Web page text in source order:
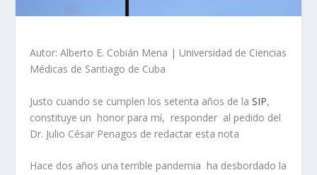
Autor: Alberto E. Cobián Mena | Universidad de Ciencias
Médicas de Santiago de Cuba
Justo cuando se cumplen los setenta años de laSIP,
constituye un honor para mí, responder al pedido del
Dr. Julio César Penagos de redactar esta nota
Hace dos años una terrible pandemia ha desbordado la